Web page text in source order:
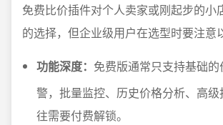
免费比价插件对个人卖家或刚起步的小
的选择，但企业级用户在选型时要注意
功能深度： 免费版通常只支持基础
警，批量监控、历史价格分析、高
往需要付费解锁。